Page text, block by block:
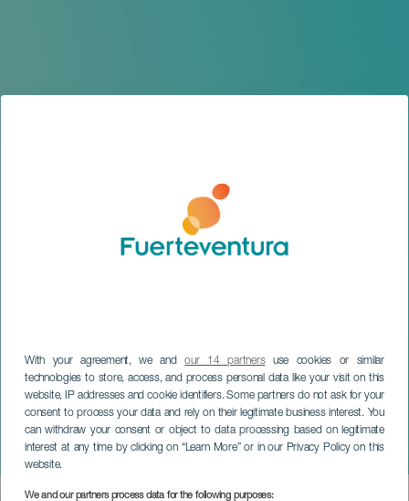
With your agreement, we andour 14 partnersuse cookies or similar
technologies to store, access, and process personal data like your visit on this
website, IP addresses and cookie identifiers. Some partners do not ask for your
consent to process your data and rely on their legitimate business interest. You
can withdraw your consent or object to data processing based on legitimate
interest at any time by clicking on “Learn More” or in our Privacy Policy on this
website.
We and our partners process data for the following purposes:
Kitefest International Kite
Festival
FUERTEVENTURA